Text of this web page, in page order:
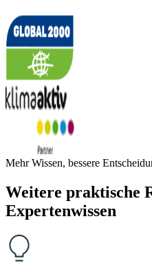
Mehr Wissen, bessere
Weitere praktische
Expertenwissen